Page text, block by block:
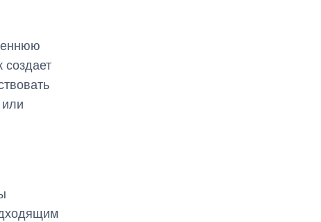
создает